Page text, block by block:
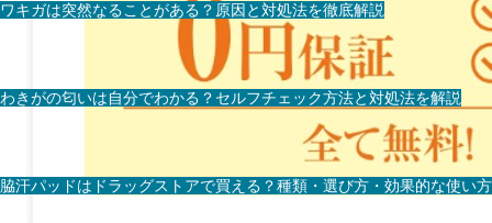
ワキガは突然なることがある？原因と対処法を徹底解説
わきがの匂いは自分でわかる？セルフチェック方法と対処法を解説
脇汗パッドはドラッグストアで買える？種類・選び方・効果的な使い